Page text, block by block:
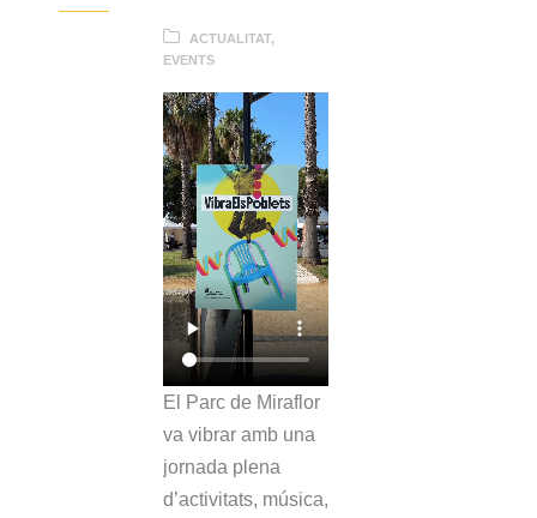
ACTUALITAT,
EVENTS
El Parc de Miraflor
va vibrar amb una
jornada plena
d’activitats, música,